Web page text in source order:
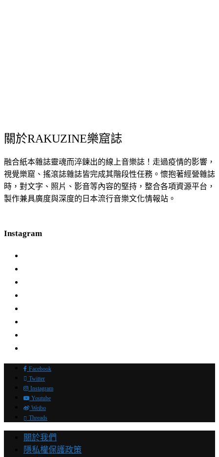
關於RAKUZINE樂窟誌
融合紙本雜誌靈魂而淬鍊出的線上音樂誌！走過疫情的影響，
視覺樂窟、搖滾誌雜誌皆完成其階段性任務。懷抱著經營雜誌
時，對文字、照片、影音等內容的堅持，整合各項資源平台，
製作兼具廣度與深度的日本流行音樂文化情報站。
Instagram
Facebook
Twitter
Instagram
Youtube
Weibo
Threads
關於我們
隱私權保護政策